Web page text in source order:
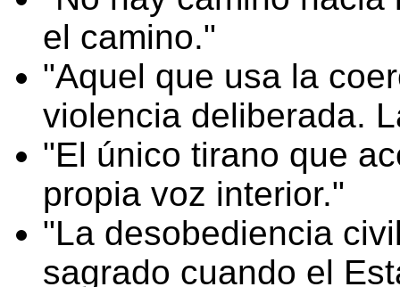
el camino.
Aquel que usa la
violencia deliberada.
El único tirano que
propia voz interior.
La desobediencia
sagrado cuando el